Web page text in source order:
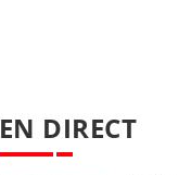
EN DIRECT